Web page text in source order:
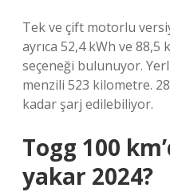
Tek ve çift motorlu
ayrıca 52,4 kWh ve
seçeneği bulunuyor.
menzili 523 kilometre. 28
kadar şarj edilebiliyor.
Togg 100
yakar 2024?